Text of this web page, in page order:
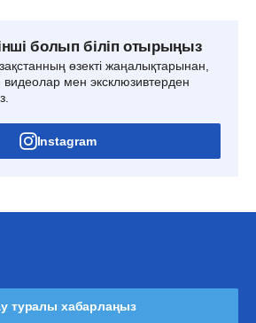
болып біліп отырыңыз
өзекті жаңалықтарынан,
видеолар мен эксклюзивтерден
Instagram
туралы хабарлаңыз